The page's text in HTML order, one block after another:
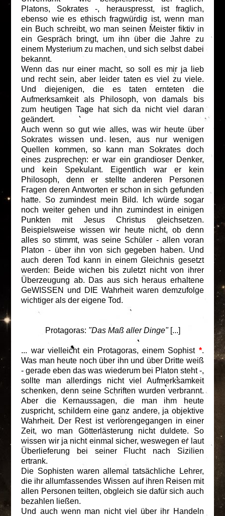
Platons, Sokrates -, herauspresst, ist fraglich,
ebenso wie es ethisch fragwürdig ist, wenn man
ein Buch schreibt, wo man seinen Meister fiktiv in
ein Gespräch bringt, um ihn über die Jahre zu
einem Mysterium zu machen, und sich selbst dabei
bekannt.
Wenn das nur einer macht, so soll es mir ja lieb
und recht sein, aber leider taten es viel zu viele.
Und diejenigen, die es taten ernteten die
Aufmerksamkeit als Philosoph, von damals bis
zum heutigen Tage hat sich da nicht viel daran
geändert.
Auch wenn so gut wie alles, was wir heute über
Sokrates wissen und lesen, aus nur wenigen
Quellen kommen, so kann man Sokrates doch
eines zusprechen: er war ein grandioser Denker,
und kein Spekulant. Eigentlich war er kein
Philosoph, denn er stellte anderen Personen
Fragen deren Antworten er schon in sich gefunden
hatte. So zumindest mein Bild. Ich würde sogar
noch weiter gehen und ihn zumindest in einigen
Punkten mit Jesus Christus gleichsetzen.
Beispielsweise wissen wir heute nicht, ob denn
alles so stimmt, was seine Schüler - allen voran
Platon - über ihn von sich gegeben haben. Und
auch deren Tod kann in einem Gleichnis gesetzt
werden: Beide wichen bis zuletzt nicht von ihrer
Überzeugung ab. Das aus sich heraus erhaltene
GeWISSEN und DIE Wahrheit waren demzufolge
wichtiger als der eigene Tod.
Protagoras: "Das Maß aller Dinge" [...]
... war vielleicht ein Protagoras, einem Sophist *.
Was man heute noch über ihn und über Dritte weiß
- gerade eben das was wiederum bei Platon steht -,
sollte man allerdings nicht viel Aufmerksamkeit
schenken, denn seine Schriften wurden verbrannt.
Aber die Kernaussagen, die man ihm heute
zuspricht, schildern eine ganz andere, ja objektive
Wahrheit. Der Rest ist verlorengegangen in einer
Zeit, wo man Götterlästerung nicht duldete. So
wissen wir ja nicht einmal sicher, weswegen er laut
Überlieferung bei seiner Flucht nach Sizilien
ertrank.
Die Sophisten waren allemal tatsächliche Lehrer,
die ihr allumfassendes Wissen auf ihren Reisen mit
allen Personen teilten, obgleich sie dafür sich auch
bezahlen ließen.
Und auch wenn man nicht viel über ihr Handeln